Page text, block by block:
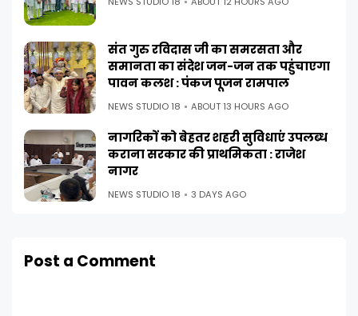
संत गुरु रविदास जी का समरसता और
समानता का संदेश जन-जन तक पहुंचाएगा
पावन कलश : पंकज पूजन रामपाल
NEWS STUDIO 18 ABOUT 13 HOURS AGO
नागरिकों को बेहतर शहरी सुविधाएं उपलब्ध
कराना सरकार की प्राथमिकता : राजेश
नागर
NEWS STUDIO 18 3 DAYS AGO
Post a Comment